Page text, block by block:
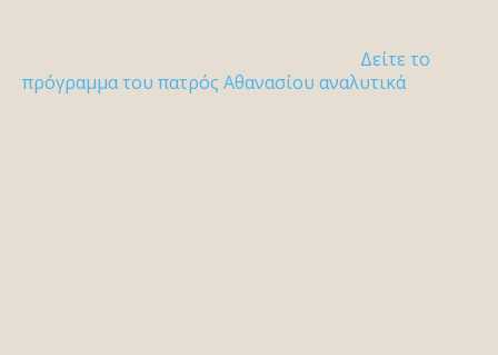
Δείτε το
πρόγραμμα του πατρός Αθανασίου αναλυτικά